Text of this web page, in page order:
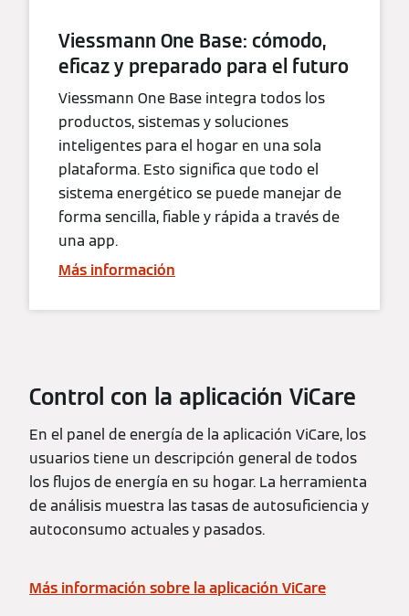
Viessmann One Base: cómodo,
eficaz y preparado para el futuro
Viessmann One Base integra todos los
productos, sistemas y soluciones
inteligentes para el hogar en una sola
plataforma. Esto significa que todo el
sistema energético se puede manejar de
forma sencilla, fiable y rápida a través de
una app.
Más información
Control con la aplicación ViCare
En el panel de energía de la aplicación ViCare, los
usuarios tiene un descripción general de todos
los flujos de energía en su hogar. La herramienta
de análisis muestra las tasas de autosuficiencia y
autoconsumo actuales y pasados.
Más información sobre la aplicación ViCare